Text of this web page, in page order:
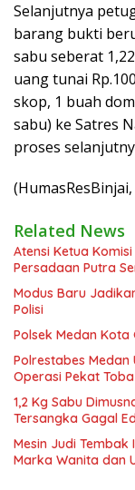
Selanjutnya
barang bukti
sabu seberat
uang tunai
skop, 1 buah
sabu) ke Satres
proses
Related News
Atensi Ketua Komisi
Persadaan Putra
Modus Baru
Polisi
Polsek Medan
Polrestabes Medan
Operasi Pekat
1,2 Kg Sabu
Tersangka Gagal
Mesin Judi Tembak
Marka Wanita dan